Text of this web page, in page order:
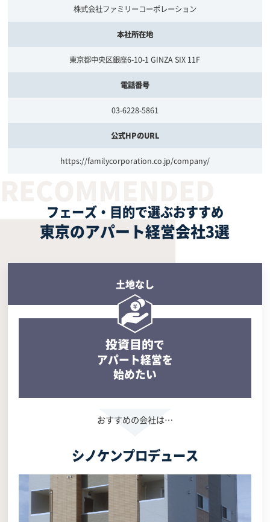
株式会社ファミリーコーポレーション
本社所在地
東京都中央区銀座6-10-1 GINZA SIX 11F
電話番号
03-6228-5861
公式HPのURL
https://familycorporation.co.jp/company/
フェーズ・目的で選ぶおすすめ
東京のアパート経営会社3選
土地なし
投資目的で
アパート経営を
始めたい
シノケンプロデュース